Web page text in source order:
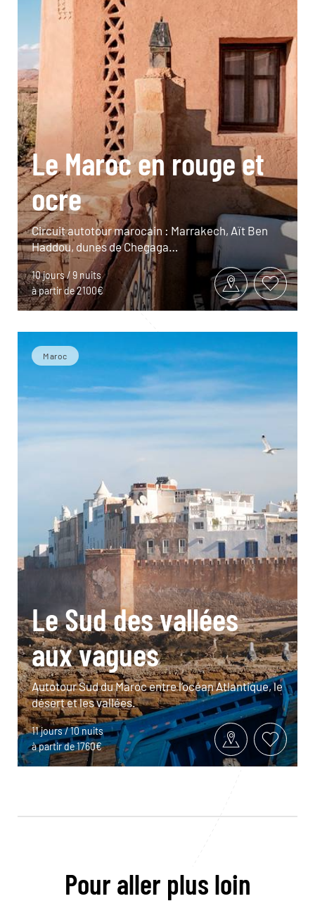
Le Maroc en rouge et
ocre
Circuit autotour marocain : Marrakech, Aït Ben
Haddou, dunes de Chegaga…
10 jours / 9 nuits
à partir de 2100€
Maroc
Le Sud des vallées
aux vagues
Autotour Sud du Maroc entre l’océan Atlantique, le
désert et les vallées.
11 jours / 10 nuits
à partir de 1760€
Pour aller plus loin